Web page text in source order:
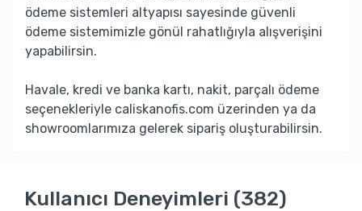
ödeme sistemleri altyapısı sayesinde güvenli
ödeme sistemimizle gönül rahatlığıyla alışverişini
yapabilirsin.
Havale, kredi ve banka kartı, nakit, parçalı ödeme
seçenekleriyle caliskanofis.com üzerinden ya da
showroomlarımıza gelerek sipariş oluşturabilirsin.
Kullanıcı Deneyimleri (382)